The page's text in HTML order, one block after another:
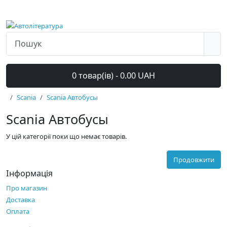
0 товар(ів) - 0.00 UAH
Scania Scania Автобусы
Scania Автобусы
У цій категорії поки що немає товарів.
Продовжити
Інформація
Про магазин
Доставка
Оплата